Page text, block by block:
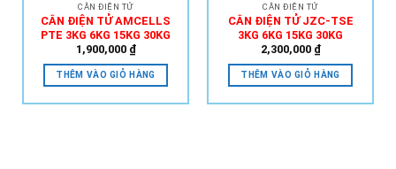
CÂN ĐIỆN TỬ
CÂN ĐIỆN TỬ AMCELLS
PTE 3KG 6KG 15KG 30KG
1,900,000 ₫
THÊM VÀO GIỎ HÀNG
CÂN ĐIỆN TỬ
CÂN ĐIỆN TỬ JZC-TSE
3KG 6KG 15KG 30KG
2,300,000 ₫
THÊM VÀO GIỎ HÀNG